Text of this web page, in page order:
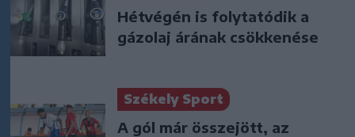
Hétvégén is folytatódik a
gázolaj árának csökkenése
Székely Sport
A gól már összejött, az